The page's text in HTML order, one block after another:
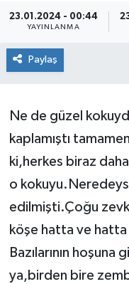
23.01.2024 - 00:44
YAYINLANMA
Paylaş
Ne de güzel
kaplamıştı
ki,herkes biraz
o
edilmişti.Çoğu
köşe hatta ve
Bazılarının
ya,birden bire
Teknoloji
Son Dakika
Haber Arşivi